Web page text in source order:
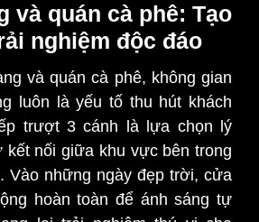
và quán cà phê: Tạo
nghiệm độc đáo
và quán cà phê, không gian
luôn là yếu tố thu hút khách
trượt 3 cánh là lựa chọn lý
nối giữa khu vực bên trong
Vào những ngày đẹp trời, cửa
hoàn toàn để ánh sáng tự